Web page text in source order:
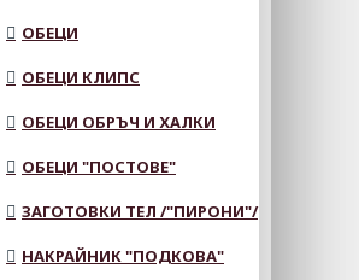
ОБЕЦИ
ОБЕЦИ КЛИПС
ОБЕЦИ ОБРЪЧ И ХАЛКИ
ОБЕЦИ "ПОСТОВЕ"
ЗАГОТОВКИ ТЕЛ /"ПИРОНИ"/
НАКРАЙНИК "ПОДКОВА"